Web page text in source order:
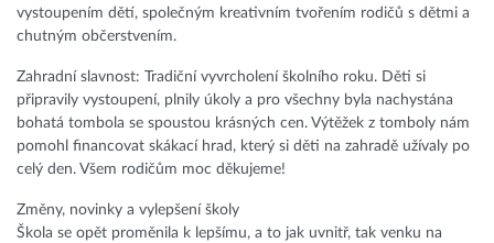
vystoupením dětí, společným kreativním tvořením rodičů s dětmi a
chutným občerstvením.
Zahradní slavnost: Tradiční vyvrcholení školního roku. Děti si
připravily vystoupení, plnily úkoly a pro všechny byla nachystána
bohatá tombola se spoustou krásných cen. Výtěžek z tomboly nám
pomohl financovat skákací hrad, který si děti na zahradě užívaly po
celý den. Všem rodičům moc děkujeme!
Změny, novinky a vylepšení školy
Škola se opět proměnila k lepšímu, a to jak uvnitř, tak venku na